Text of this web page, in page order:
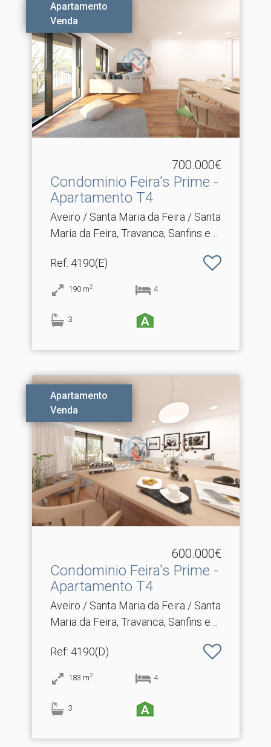
Apartamento
Venda
700.000€
Condominio Feira's Prime -
Apartamento T4
Aveiro / Santa Maria da Feira / Santa
Maria da Feira, Travanca, Sanfins e
Ref: 4190(E)
190 m2 4
3
Apartamento
Venda
600.000€
Condominio Feira's Prime -
Apartamento T4
Aveiro / Santa Maria da Feira / Santa
Maria da Feira, Travanca, Sanfins e
Ref: 4190(D)
183 m2 4
3